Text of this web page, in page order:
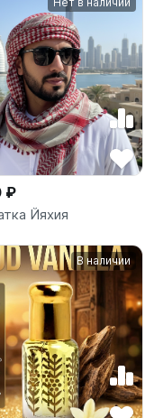
₽
Йяхия
В наличии